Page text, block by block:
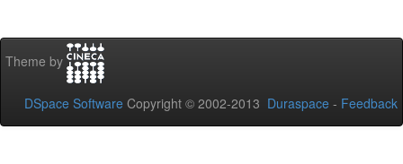
Theme by
DSpace Software Copyright © 2002-2013 Duraspace - Feedback